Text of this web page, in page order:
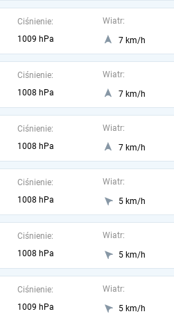
Ciśnienie:
1009 hPa
Wiatr:
7 km/h
Ciśnienie:
1008 hPa
Wiatr:
7 km/h
Ciśnienie:
1008 hPa
Wiatr:
7 km/h
Ciśnienie:
1008 hPa
Wiatr:
5 km/h
Ciśnienie:
1008 hPa
Wiatr:
5 km/h
Ciśnienie:
1009 hPa
Wiatr:
5 km/h